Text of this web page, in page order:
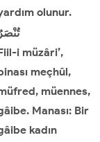
olunur.
i müzâri’,
meçhûl,
müennes,
Manası: Bir
kadın